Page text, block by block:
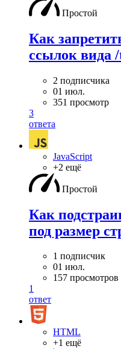
Простой
Как
ссылок вида
2 подписчика
01 июл.
351 просмотр
3
ответа
JavaScript
+2 ещё
Простой
Как
под размер
1 подписчик
01 июл.
157 просмотров
1
ответ
HTML
+1 ещё